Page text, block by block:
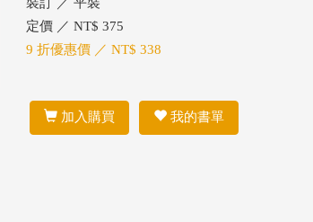
定價 ／ NT$ 375
9 折優惠價 ／ NT$ 338
加入購買 我的書單